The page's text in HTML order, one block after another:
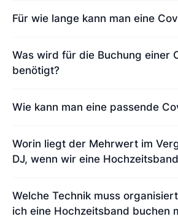
Für wie lange kann man eine
Was wird für die Buchung einer
benötigt?
Wie kann man eine passende
Worin liegt der Mehrwert im
DJ, wenn wir eine
Welche Technik muss
ich eine Hochzeitsband buchen